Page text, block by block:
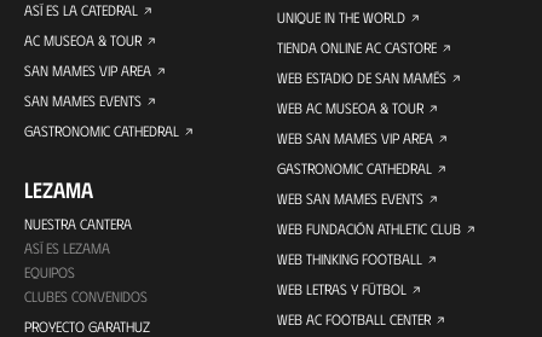
ASÍ ES LA CATEDRAL
AC MUSEOA & TOUR
SAN MAMES VIP AREA
SAN MAMES EVENTS
GASTRONOMIC CATHEDRAL
LEZAMA
NUESTRA CANTERA
ASÍ ES LEZAMA
EQUIPOS
CLUBES CONVENIDOS
PROYECTO GARATHUZ
UNIQUE IN THE WORLD
TIENDA ONLINE AC CASTORE
WEB ESTADIO DE SAN MAMÉS
WEB AC MUSEOA & TOUR
WEB SAN MAMES VIP AREA
GASTRONOMIC CATHEDRAL
WEB SAN MAMES EVENTS
WEB FUNDACIÓN ATHLETIC CLUB
WEB THINKING FOOTBALL
WEB LETRAS Y FÚTBOL
WEB AC FOOTBALL CENTER